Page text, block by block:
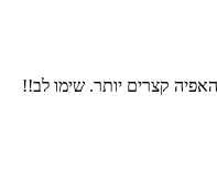
האפיה קצרים יותר. שימו לב!!